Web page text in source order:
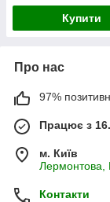
Купити
Про нас
97%
Працює з
м. Київ
Лермонтова,
Контакти